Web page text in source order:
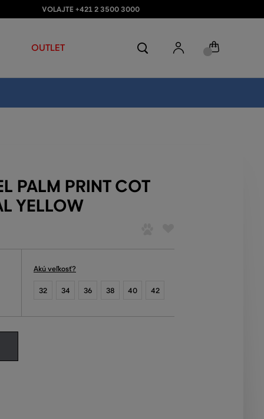
VOLAJTE +421 2 3500 3000
OUTLET
PALM PRINT COT
YELLOW
Akú veľkosť?
32 34 36 38 40 42